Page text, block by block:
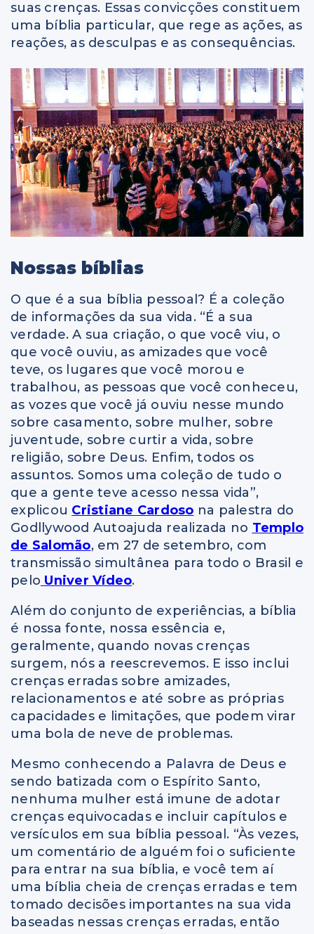
suas crenças. Essas convicções constituem
uma bíblia particular, que rege as ações, as
reações, as desculpas e as consequências.
Nossas bíblias
O que é a sua bíblia pessoal? É a coleção
de informações da sua vida. “É a sua
verdade. A sua criação, o que você viu, o
que você ouviu, as amizades que você
teve, os lugares que você morou e
trabalhou, as pessoas que você conheceu,
as vozes que você já ouviu nesse mundo
sobre casamento, sobre mulher, sobre
juventude, sobre curtir a vida, sobre
religião, sobre Deus. Enfim, todos os
assuntos. Somos uma coleção de tudo o
que a gente teve acesso nessa vida”,
explicou Cristiane Cardoso na palestra do
Godllywood Autoajuda realizada no Templo
de Salomão, em 27 de setembro, com
transmissão simultânea para todo o Brasil e
pelo Univer Vídeo.
Além do conjunto de experiências, a bíblia
é nossa fonte, nossa essência e,
geralmente, quando novas crenças
surgem, nós a reescrevemos. E isso inclui
crenças erradas sobre amizades,
relacionamentos e até sobre as próprias
capacidades e limitações, que podem virar
uma bola de neve de problemas.
Mesmo conhecendo a Palavra de Deus e
sendo batizada com o Espírito Santo,
nenhuma mulher está imune de adotar
crenças equivocadas e incluir capítulos e
versículos em sua bíblia pessoal. “Às vezes,
um comentário de alguém foi o suficiente
para entrar na sua bíblia, e você tem aí
uma bíblia cheia de crenças erradas e tem
tomado decisões importantes na sua vida
baseadas nessas crenças erradas, então